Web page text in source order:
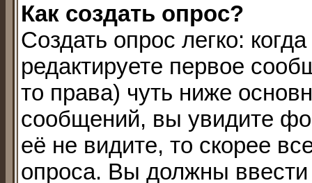
Как создать опрос?
Создать опрос легко:
редактируете первое
то права) чуть ниже
сообщений, вы увидите
её не видите, то скорее
опроса. Вы должны ввести